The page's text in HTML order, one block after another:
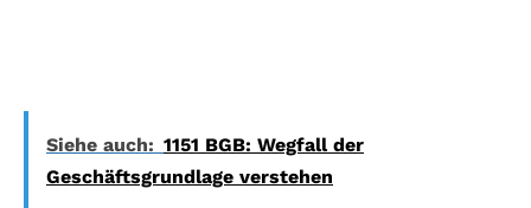
Siehe auch: 1151 BGB: Wegfall der
Geschäftsgrundlage verstehen